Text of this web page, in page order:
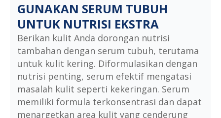
GUNAKAN SERUM TUBUH
UNTUK NUTRISI EKSTRA
Berikan kulit Anda dorongan nutrisi
tambahan dengan serum tubuh, terutama
untuk kulit kering. Diformulasikan dengan
nutrisi penting, serum efektif mengatasi
masalah kulit seperti kekeringan. Serum
memiliki formula terkonsentrasi dan dapat
menargetkan area kulit yang cenderung